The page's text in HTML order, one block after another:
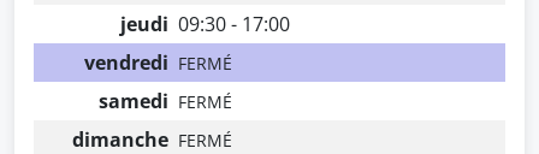
jeudi 09:30 - 17:00
vendredi FERMÉ
samedi FERMÉ
dimanche FERMÉ